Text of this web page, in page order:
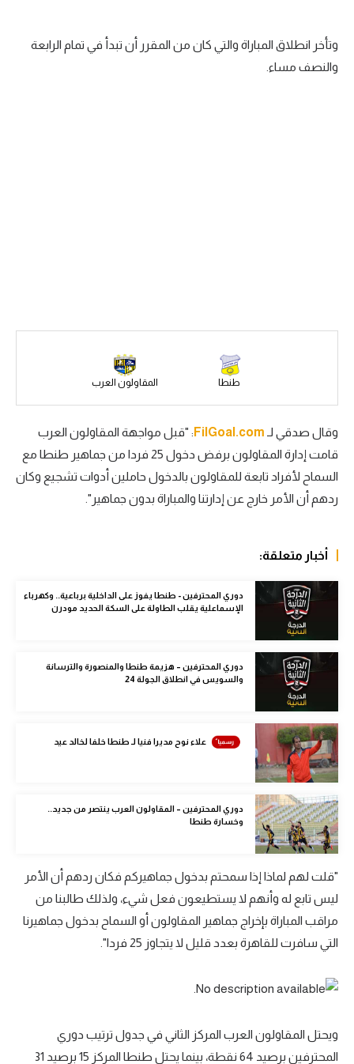
الوطن العربي
في المونديال
رياضة نسائية
آسيا
ركن الألعاب
أقسام خاصة
Gamers
ميركاتو
تحقيق في الجول
تقرير في الجول
تحليل في الجول
حكايات في الجول
كويز في الجول
وتأخر انطلاق المباراة والتي كان من المقرر أن تبدأ في تمام الرابعة
والنصف مساء.
طنطا المقاولون العرب
وقال صدقي لـ FilGoal.com : "قبل مواجهة المقاولون العرب
قامت إدارة المقاولون برفض دخول 25 فردا من جماهير طنطا مع
السماح لأفراد تابعة للمقاولون بالدخول حاملين أدوات تشجيع وكان
ردهم أن الأمر خارج عن إدارتنا والمباراة بدون جماهير".
أخبار متعلقة:
دوري المحترفين - طنطا يفوز على الداخلية برباعية.. وكهرباء
الإسماعلية يقلب الطاولة على السكة الحديد مودرن
دوري المحترفين – هزيمة طنطا والمنصورة والترسانة
والسويس في انطلاق الجولة 24
علاء نوح مديرا فنيا لـ طنطا خلفا لخالد عيد
دوري المحترفين – المقاولون العرب ينتصر من جديد..
وخسارة طنطا
"قلت لهم لماذا إذا سمحتم بدخول جماهيركم فكان ردهم أن الأمر
ليس تابع له وأنهم لا يستطيعون فعل شيء، ولذلك طالبنا من
مراقب المباراة بإخراج جماهير المقاولون أو السماح بدخول جماهيرنا
التي سافرت للقاهرة بعدد قليل لا يتجاوز 25 فردا".
ويحتل المقاولون العرب المركز الثاني في جدول ترتيب دوري
المحترفين برصيد 64 نقطة، بينما يحتل طنطا المركز 15 برصيد 31